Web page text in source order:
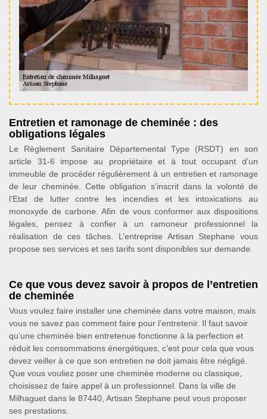
Entretien et ramonage de cheminée : des
obligations légales
Le Règlement Sanitaire Départemental Type (RSDT) en son
article 31-6 impose au propriétaire et à tout occupant d’un
immeuble de procéder régulièrement à un entretien et ramonage
de leur cheminée. Cette obligation s’inscrit dans la volonté de
l’Etat de lutter contre les incendies et les intoxications au
monoxyde de carbone. Afin de vous conformer aux dispositions
légales, pensez à confier à un ramoneur professionnel la
réalisation de ces tâches. L’entreprise Artisan Stephane vous
propose ses services et ses tarifs sont disponibles sur demande.
Ce que vous devez savoir à propos de l’entretien
de cheminée
Vous voulez faire installer une cheminée dans votre maison, mais
vous ne savez pas comment faire pour l’entretenir. Il faut savoir
qu’une cheminée bien entretenue fonctionne à la perfection et
réduit les consommations énergétiques, c’est pour cela que vous
devez veiller à ce que son entretien ne doit jamais être négligé.
Que vous vouliez poser une cheminée moderne ou classique,
choisissez de faire appel à un professionnel. Dans la ville de
Milhaguet dans le 87440, Artisan Stephane peut vous proposer
ses prestations.